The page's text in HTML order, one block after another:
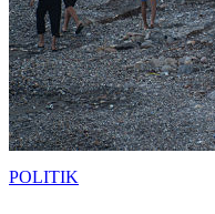
POLITIK